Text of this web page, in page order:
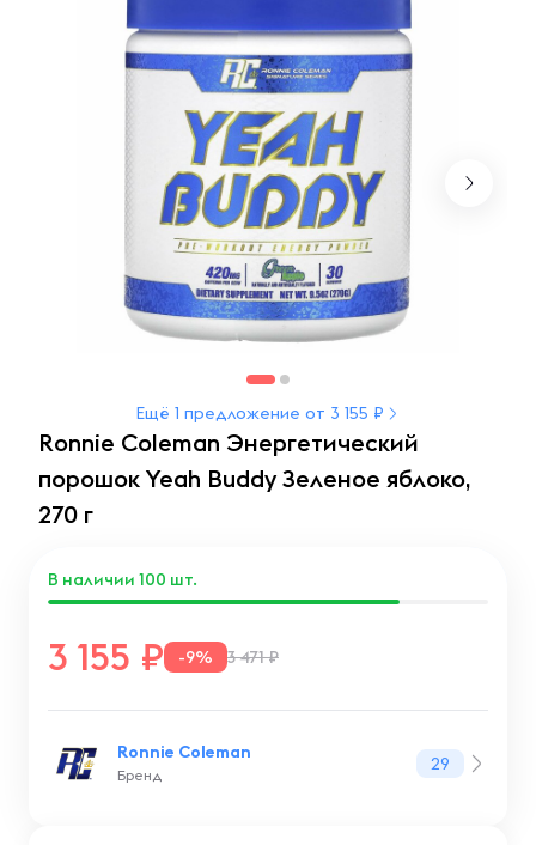
Ещё 1 предложение от 3 155 ₽
Ronnie Coleman Энергетический
порошок Yeah Buddy Зеленое яблоко,
270 г
3 155 -9% 3 471 ₽
В наличии 100 шт.
Ronnie Coleman
Бренд
29